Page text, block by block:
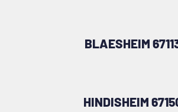
BLAESHEIM
HINDISHEIM